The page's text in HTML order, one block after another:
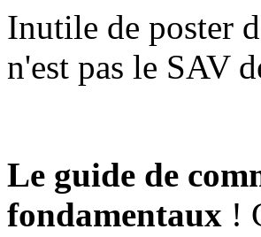
Inutile de poster
n'est pas le SAV
Le guide de
fondamentaux !